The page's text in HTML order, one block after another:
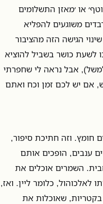
או ׳מאזן התשלומים
משוגעים להפליא
הגישה הזה מהציבור
לשעת כושר בשביל להוציא
אבל נראה לי שחפרתי
אם יש לכם זמן וכח ואתם
חומץ. וזה חתיכת סיפור,
ענבים, הופכים אותם
השמרים אוכלים את
לאלכוהול, כלומר ליין. ואז,
בקטריות, שאוכלות את